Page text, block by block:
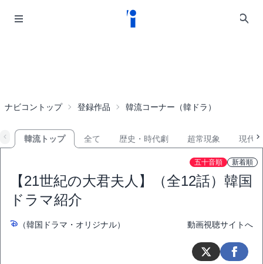
ナビコントップ 登録作品 韓流コーナー（韓ドラ）
韓流トップ 全て 歴史・時代劇 超常現象 現代
五十音順 新着順
【21世紀の大君夫人】（全12話）韓国
ドラマ紹介
（韓国ドラマ・オリジナル） 動画視聴サイトへ